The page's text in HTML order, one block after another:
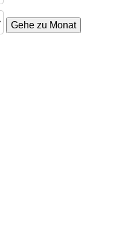
Gehe zu Monat